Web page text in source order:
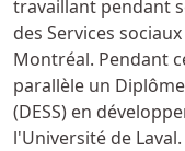
travaillant pendant
des Services
Montréal. Pendant
parallèle un
(DESS) en
l'Université de Laval.